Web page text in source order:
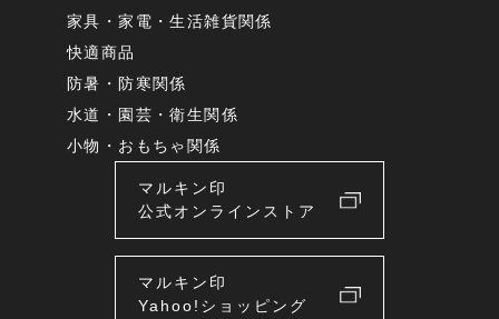
家具・家電・生活雑貨関係
快適商品
防暑・防寒関係
水道・園芸・衛生関係
小物・おもちゃ関係
マルキン印
公式オンラインストア
マルキン印
Yahoo!ショッピング